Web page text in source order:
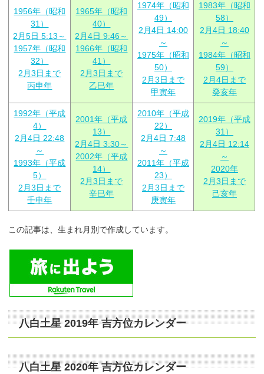
1956年（昭和
31）
2月5日 5:13～
1957年（昭和
32）
2月3日まで
丙申年
1965年（昭和
40）
2月4日 9:46～
1966年（昭和
41）
2月3日まで
乙巳年
1974年（昭和
49）
2月4日 14:00
～
1975年（昭和
50）
2月3日まで
甲寅年
1983年（昭和
58）
2月4日 18:40
～
1984年（昭和
59）
2月4日まで
癸亥年
1992年（平成
4）
2月4日 22:48
～
1993年（平成
5）
2月3日まで
壬申年
2001年（平成
13）
2月4日 3:30～
2002年（平成
14）
2月3日まで
辛巳年
2010年（平成
22）
2月4日 7:48
～
2011年（平成
23）
2月3日まで
庚寅年
2019年（平成
31）
2月4日 12:14
～
2020年
2月3日まで
己亥年
この記事は、生まれ月別で作成しています。
八白土星 2019年 吉方位カレンダー
八白土星 2020年 吉方位カレンダー